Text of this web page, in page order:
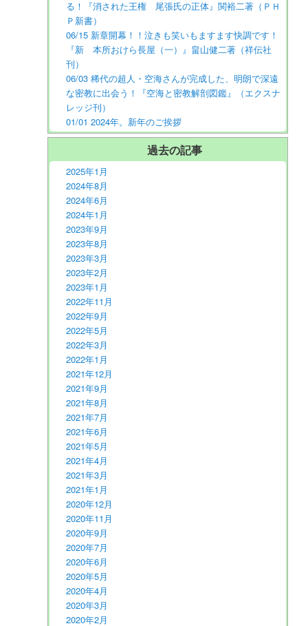
る！『消された王権 尾張氏の正体』関裕二著（ＰＨ
Ｐ新書）
06/15 新章開幕！！泣きも笑いもますます快調です！
『新 本所おけら長屋（一）』畠山健二著（祥伝社
刊）
06/03 稀代の超人・空海さんが完成した、明朗で深遠
な密教に出会う！『空海と密教解剖図鑑』（エクスナ
レッジ刊）
01/01 2024年。新年のご挨拶
過去の記事
2025年1月
2024年8月
2024年6月
2024年1月
2023年9月
2023年8月
2023年3月
2023年2月
2023年1月
2022年11月
2022年9月
2022年5月
2022年3月
2022年1月
2021年12月
2021年9月
2021年8月
2021年7月
2021年6月
2021年5月
2021年4月
2021年3月
2021年1月
2020年12月
2020年11月
2020年9月
2020年7月
2020年6月
2020年5月
2020年4月
2020年3月
2020年2月